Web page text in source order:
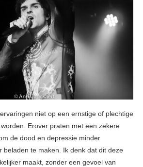
niet op een ernstige of plechtige
Erover praten met een zekere
de dood en depressie minder
beladen te maken. Ik denk dat dit deze
maakt, zonder een gevoel van